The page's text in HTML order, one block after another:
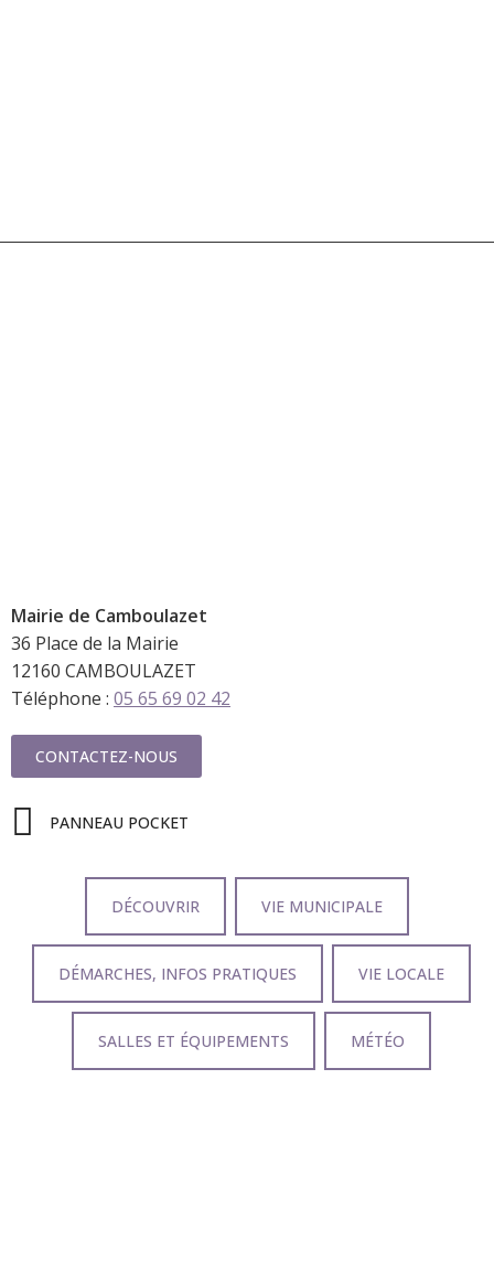
Mairie de Camboulazet
36 Place de la Mairie
12160 CAMBOULAZET
Téléphone : 05 65 69 02 42
CONTACTEZ-NOUS
PANNEAU POCKET
DÉCOUVRIR VIE MUNICIPALE
DÉMARCHES, INFOS PRATIQUES VIE LOCALE
SALLES ET ÉQUIPEMENTS MÉTÉO